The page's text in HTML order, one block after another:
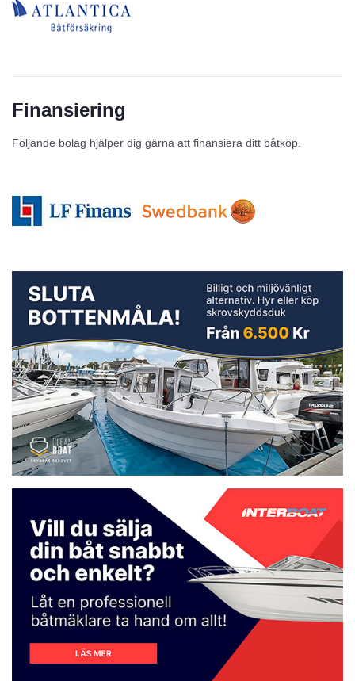
Finansiering
Följande bolag hjälper dig gärna att finansiera ditt båtköp.